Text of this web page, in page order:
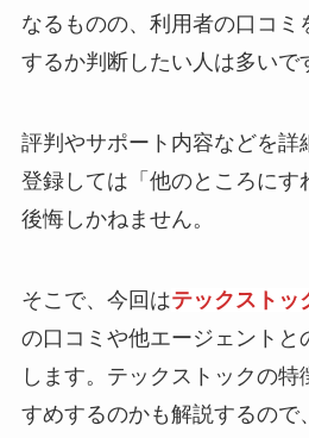
なるものの、利用者の口コミ
するか判断したい人は多いで
評判やサポート内容などを詳
登録しては「他のところに
後悔しかねません。
そこで、今回はテックストッ
の口コミや他エージェントと
します。テックストックの
すめするのかも解説するので